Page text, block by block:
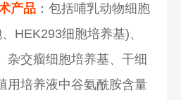
产品 ：包括哺乳动物细胞
HEK293细胞培养基)、
杂交瘤细胞培养基、干细
用培养液中谷氨酰胺含量